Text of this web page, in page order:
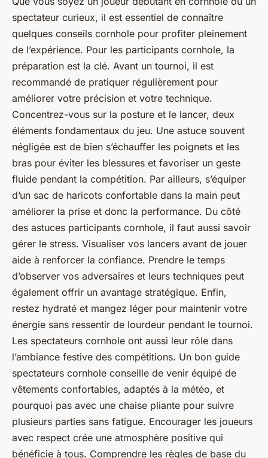
spectateur curieux, il est essentiel de connaître
quelques conseils cornhole pour profiter pleinement
de l’expérience. Pour les participants cornhole, la
préparation est la clé. Avant un tournoi, il est
recommandé de pratiquer régulièrement pour
améliorer votre précision et votre technique.
Concentrez-vous sur la posture et le lancer, deux
éléments fondamentaux du jeu. Une astuce souvent
négligée est de bien s’échauffer les poignets et les
bras pour éviter les blessures et favoriser un geste
fluide pendant la compétition. Par ailleurs, s’équiper
d’un sac de haricots confortable dans la main peut
améliorer la prise et donc la performance. Du côté
des astuces participants cornhole, il faut aussi savoir
gérer le stress. Visualiser vos lancers avant de jouer
aide à renforcer la confiance. Prendre le temps
d’observer vos adversaires et leurs techniques peut
également offrir un avantage stratégique. Enfin,
restez hydraté et mangez léger pour maintenir votre
énergie sans ressentir de lourdeur pendant le tournoi.
Les spectateurs cornhole ont aussi leur rôle dans
l’ambiance festive des compétitions. Un bon guide
spectateurs cornhole conseille de venir équipé de
vêtements confortables, adaptés à la météo, et
pourquoi pas avec une chaise pliante pour suivre
plusieurs parties sans fatigue. Encourager les joueurs
avec respect crée une atmosphère positive qui
bénéficie à tous. Comprendre les règles de base du